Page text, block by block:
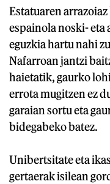
Estatuaren
espainola noski- eta
eguzkia hartu nahi
Nafarroan jantzi
haietatik, gaurko
errota mugitzen ez
garaian sortu eta
bidegabeko batez.
Unibertsitate eta
gertaerak isilean